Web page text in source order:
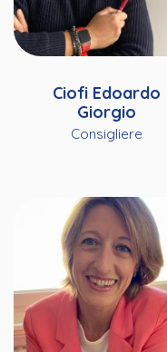
Ciofi Edoardo
Giorgio
Consigliere